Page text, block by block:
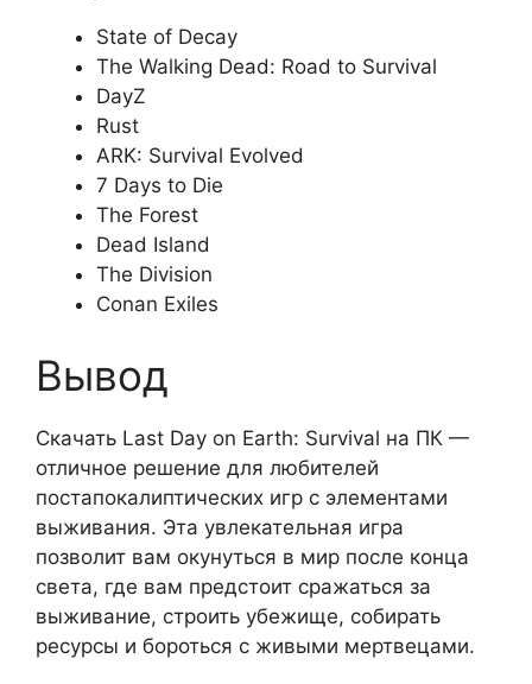
State of Decay
The Walking Dead: Road to Survival
DayZ
Rust
ARK: Survival Evolved
7 Days to Die
The Forest
Dead Island
The Division
Conan Exiles
Вывод
Скачать Last Day on Earth: Survival на ПК —
отличное решение для любителей
постапокалиптических игр с элементами
выживания. Эта увлекательная игра
позволит вам окунуться в мир после конца
света, где вам предстоит сражаться за
выживание, строить убежище, собирать
ресурсы и бороться с живыми мертвецами.